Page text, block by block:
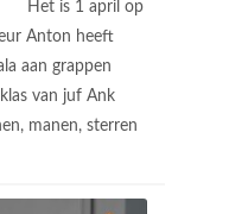
Het is 1 april op
Anton heeft
aan grappen
van juf Ank
manen, sterren